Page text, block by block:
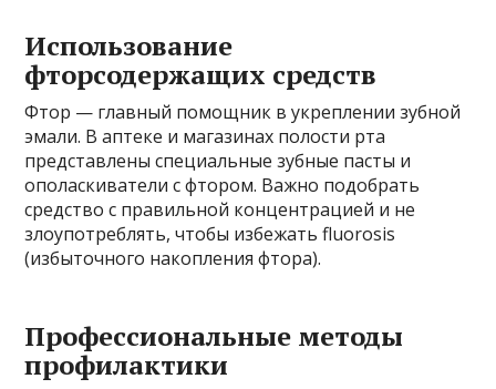
Использование
фторсодержащих средств
Фтор — главный помощник в укреплении зубной
эмали. В аптеке и магазинах полости рта
представлены специальные зубные пасты и
ополаскиватели с фтором. Важно подобрать
средство с правильной концентрацией и не
злоупотреблять, чтобы избежать fluorosis
(избыточного накопления фтора).
Профессиональные методы
профилактики